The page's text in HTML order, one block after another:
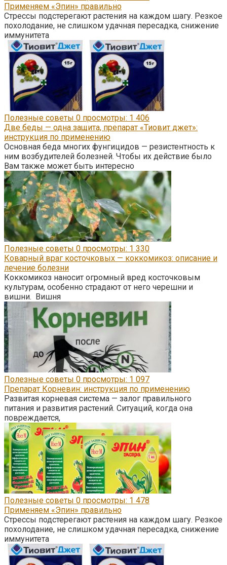
Применяем «Эпин» правильно
Стрессы подстерегают растения на каждом шагу. Резкое
похолодание, не слишком удачная пересадка, снижение
иммунитета
Полезные советы 0 просмотры: 1 406
Две беды — одна защита, препарат «Тиовит джет»:
инструкция по применению
Основная беда многих фунгицидов — резистентность к
ним возбудителей болезней. Чтобы их действие было
Вам также может быть интересно
Полезные советы 0 просмотры: 1 330
Коварный враг косточковых — коккомикоз: описание и
лечение болезни
Коккомикоз наносит огромный вред косточковым
культурам, особенно страдают от него черешни и
вишни. Вишня
Полезные советы 0 просмотры: 1 097
Препарат Корневин: инструкция по применению
Развитая корневая система — залог правильного
питания и развития растений. Ситуаций, когда она
повреждается,
Полезные советы 0 просмотры: 1 478
Применяем «Эпин» правильно
Стрессы подстерегают растения на каждом шагу. Резкое
похолодание, не слишком удачная пересадка, снижение
иммунитета